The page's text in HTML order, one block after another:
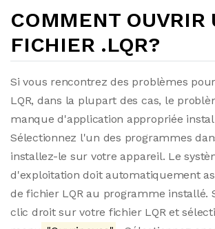
COMMENT OUVRIR
FICHIER .LQR?
Si vous rencontrez des problèmes
LQR, dans la plupart des cas, le
manque d'application appropriée
Sélectionnez l'un des programmes
installez-le sur votre appareil. Le
d'exploitation doit automatiquement
de fichier LQR au programme installé.
clic droit sur votre fichier LQR et